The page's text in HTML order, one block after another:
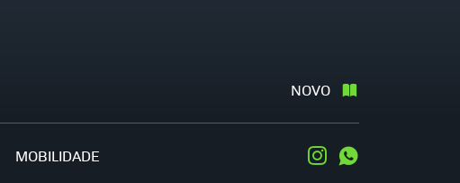
NOVO
MOBILIDADE Instagram